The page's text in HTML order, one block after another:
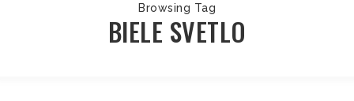
Browsing Tag
BIELE SVETLO